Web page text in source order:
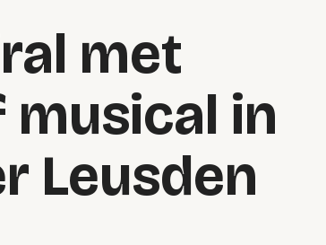
met
musical in
Leusden